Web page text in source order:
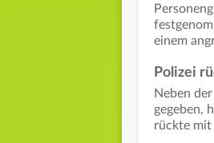
einem
Polizei
Neben
gegeben,
rückte mit